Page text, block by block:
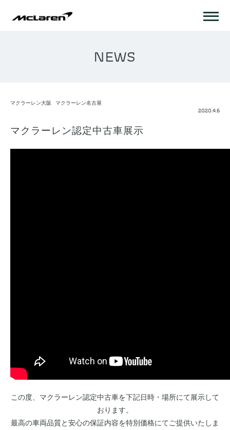
NEWS
マクラーレン大阪
マクラーレン名古屋
2020.4.6
マクラーレン認定中古車展示
この度、マクラーレン認定中古車を下記日時・場所にて展示して
おります。
最高の車両品質と安心の保証内容を特別価格にてご提供いたしま